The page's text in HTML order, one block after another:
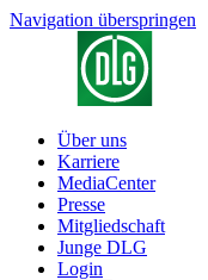
Navigation überspringen
Über uns
Karriere
MediaCenter
Presse
Mitgliedschaft
Junge DLG
Login